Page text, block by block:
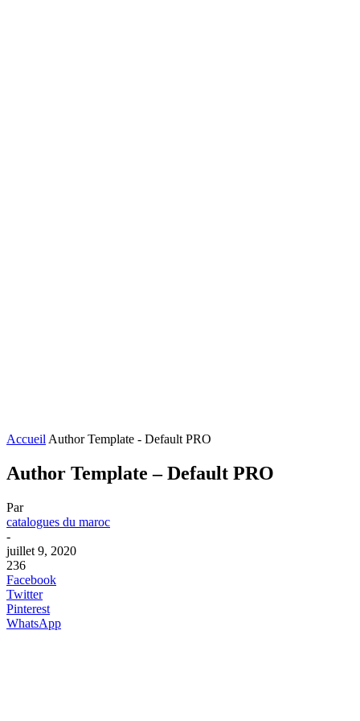
Accueil Author Template - Default PRO
Author Template – Default PRO
Par
catalogues du maroc
-
juillet 9, 2020
236
Facebook
Twitter
Pinterest
WhatsApp